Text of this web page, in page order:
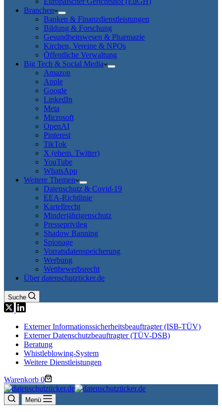
Branchen
Banken & Finanzdienstleistungen
Bildung & Forschung
Gesundheitswesen & Pharmazie
Kirchen, Vereine & NPOs
Öffentliche Verwaltung
Big Tech & Social Media
Amazon
Apple
Google
LinkedIn
Meta
Microsoft
OpenAI
Pinterest
TikTok
X (ehem. Twitter)
YouTube
WhatsApp
Weitere Themen
Datenschutz & Covid-19
EEA-Richtlinie
Kartellrecht
Minderjährigenschutz
Presseprivileg
Shadow Banning
Spionage
Vorratsdatenspeicherung
Werbung
Wettbewerbsrecht
Über datenschutzticker.de
Suche
Externer Informationssicherheitsbeauftragter (ISB-TÜV)
Externer Datenschutzbeauftragter (TÜV-DSB)
Beratung
Whistleblowing-System
Weitere Dienstleistungen
Warenkorb 0
Menü